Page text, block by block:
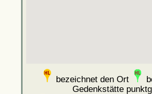
bezeichnet den Ort
Gedenkstätte